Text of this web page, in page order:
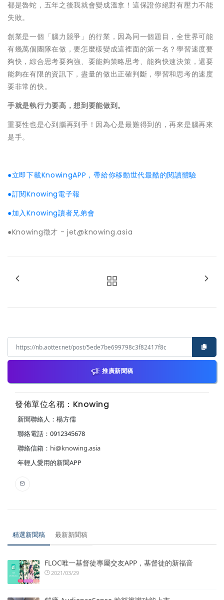
都是魯蛇，五年之後我就會變成溫拿！這保證你絕對有壓力不能
失敗。
創業是一個「腦力競爭」的行業，因為同一個題目，全世界可能
有幾萬個團隊在做，要怎麼樣變成這裡面的第一名？學習速度要
夠快，綜合思考要夠強、要能夠策略思考、能夠快速決策，還要
能夠在有限的資訊下，盡量的做出正確判斷，學習和思考的速度
要非常的快。
手就是執行力要高，想到要能做到。
重要性也是心到腦再到手！因為心是最難得到的，再來是腦再來
是手。
●立即下載KnowingAPP，帶給你移動世代最酷的閱讀體驗
●訂閱Knowing電子報
●加入Knowing讀者兄弟會
●Knowing徵才 - jet@knowing.asia
推廣新聞稿
發佈單位名稱：Knowing
新聞聯絡人：楊方儒
聯絡電話：0912345678
聯絡信箱： hi@knowing.asia
年輕人愛用的新聞APP
精選新聞稿 最新新聞稿
FLOC唯一基督徒專屬交友APP，基督徒的新福音
2021/03/29